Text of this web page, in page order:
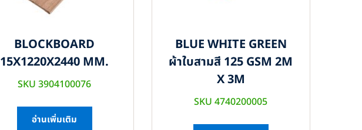
BLOCKBOARD
15X1220X2440 MM.
SKU 3904100076
อ่านเพิ่มเติม
BLUE WHITE GREEN
ผ้าใบสามสี 125 GSM 2M
X 3M
SKU 4740200005